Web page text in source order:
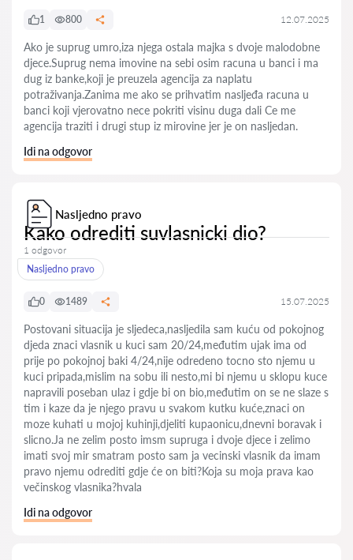
1 800 12.07.2025
Ako je suprug umro,iza njega ostala majka s dvoje malodobne
djece.Suprug nema imovine na sebi osim racuna u banci i ma
dug iz banke,koji je preuzela agencija za naplatu
potraživanja.Zanima me ako se prihvatim nasljeđa racuna u
banci koji vjerovatno nece pokriti visinu duga dali Ce me
agencija traziti i drugi stup iz mirovine jer je on nasljedan.
Idi na odgovor
Nasljedno pravo
Kako odrediti suvlasnicki dio?
1 odgovor
Nasljedno pravo
0 1489 15.07.2025
Postovani situacija je sljedeca,nasljedila sam kuću od pokojnog
djeda znaci vlasnik u kuci sam 20/24,međutim ujak ima od
prije po pokojnoj baki 4/24,nije odredeno tocno sto njemu u
kuci pripada,mislim na sobu ili nesto,mi bi njemu u sklopu kuce
napravili poseban ulaz i gdje bi on bio,međutim on se ne slaze s
tim i kaze da je njego pravu u svakom kutku kuće,znaci on
moze kuhati u mojoj kuhinji,djeliti kupaonicu,dnevni boravak i
slicno.Ja ne zelim posto imsm supruga i dvoje djece i zelimo
imati svoj mir smatram posto sam ja vecinski vlasnik da imam
pravo njemu odrediti gdje će on biti?Koja su moja prava kao
večinskog vlasnika?hvala
Idi na odgovor